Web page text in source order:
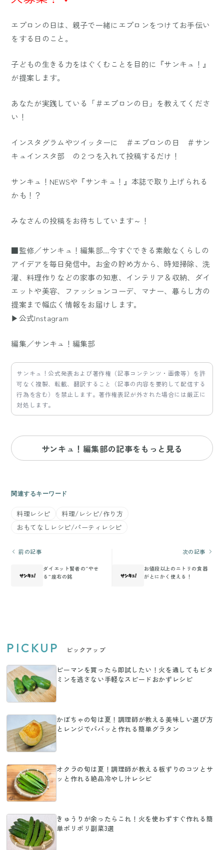
エプロンの日は、親子で一緒にエプロンをつけてお手伝い
をする日のこと。
子どもの生きる力をはぐくむことを目的に『サンキュ！』
が提案します。
あなたが実践している「＃エプロンの日」を教えてくださ
い！
インスタグラムやツイッターに ＃エプロンの日 ＃サン
キュインスタ部 の２つを入れて投稿するだけ！
サンキュ！NEWSや『サンキュ！』本誌で取り上げられる
かも！？
みなさんの投稿をお待ちしています～！
■監修／サンキュ！編集部…今すぐできる素敵なくらしの
アイデアを毎日発信中。お金の貯め方から、時短掃除、洗
濯、料理作りなどの家事の知恵、インテリア＆収納、ダイ
エットや美容、ファッションコーデ、マナー、暮らし方の
提案まで幅広く情報をお届けします。
▶公式Instagram
編集／サンキュ！編集部
サンキュ！公式発表および著作権（記事コンテンツ・画像等）を許
可なく複製、転載、翻訳すること（記事の内容を要約して配信する
行為を含む）を禁止します。著作権表記が外された場合には厳正に
対処します。
サンキュ！編集部の記事をもっと見る
関連するキーワード
料理レシピ
料理/レシピ/作り方
おもてなしレシピ/パーティレシピ
前の記事
ダイエット賢者の“やせ
る”座右の銘
次の記事
お値段以上のニトリの食器
がとにかく使える！
PICKUP ピックアップ
ピーマンを買ったら即試したい！火を通してもビタ
ミンを逃さない手軽なスピードおかずレシピ
かぼちゃの旬は夏！調理師が教える美味しい選び方
とレンジでパパッと作れる簡単グラタン
オクラの旬は夏！調理師が教える板ずりのコツとサ
ッと作れる絶品冷やし汁レシピ
きゅうりが余ったらこれ！火を使わずすぐ作れる簡
単ポリポリ副菜3選